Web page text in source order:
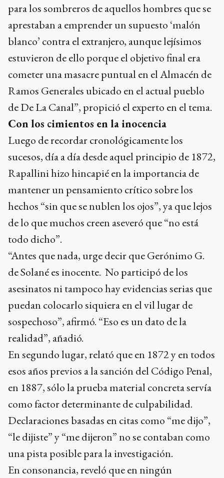
para los sombreros de aquellos hombres que se
aprestaban a emprender un supuesto ‘malón
blanco’ contra el extranjero, aunque lejísimos
estuvieron de ello porque el objetivo final era
cometer una masacre puntual en el Almacén de
Ramos Generales ubicado en el actual pueblo
de De La Canal”, propició el experto en el tema.
Con los cimientos en la inocencia
Luego de recordar cronológicamente los
sucesos, día a día desde aquel principio de 1872,
Rapallini hizo hincapié en la importancia de
mantener un pensamiento crítico sobre los
hechos “sin que se nublen los ojos”, ya que lejos
de lo que muchos creen aseveró que “no está
todo dicho”.
“Antes que nada, urge decir que Gerónimo G.
de Solané es inocente. No participó de los
asesinatos ni tampoco hay evidencias serias que
puedan colocarlo siquiera en el vil lugar de
sospechoso”, afirmó. “Eso es un dato de la
realidad”, añadió.
En segundo lugar, relató que en 1872 y en todos
esos años previos a la sanción del Código Penal,
en 1887, sólo la prueba material concreta servía
como factor determinante de culpabilidad.
Declaraciones basadas en citas como “me dijo”,
“le dijiste” y “me dijeron” no se contaban como
una pista posible para la investigación.
En consonancia, reveló que en ningún